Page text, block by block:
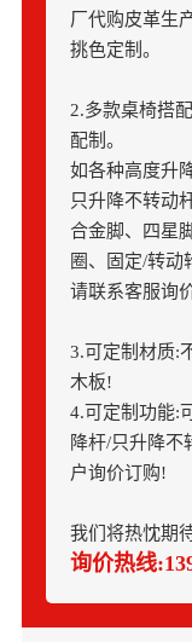
厂代购皮革生
挑色定制。
2.多款桌椅搭
配制。
如各种高度升
只升降不转动
合金脚、四星
圈、固定/转动
请联系客服询价
3.可定制材质:
木板!
4.可定制功能:
降杆/只升降不
户询价订购!
我们将热忱期
询价热线